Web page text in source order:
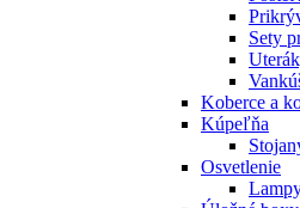
Sety
Koberce a
Kúpeľňa
Osvetlenie